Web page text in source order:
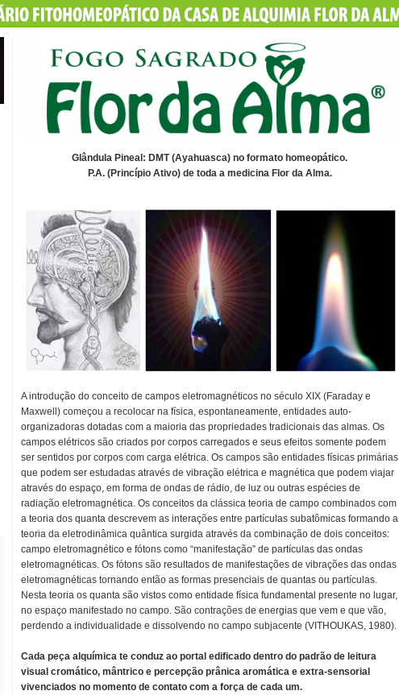
Glândula Pineal: DMT (Ayahuasca) no formato homeopático.
P.A. (Princípio Ativo) de toda a medicina Flor da Alma.
A introdução do conceito de campos eletromagnéticos no século XIX (Faraday e
Maxwell) começou a recolocar na física, espontaneamente, entidades auto-
organizadoras dotadas com a maioria das propriedades tradicionais das almas. Os
campos elétricos são criados por corpos carregados e seus efeitos somente podem
ser sentidos por corpos com carga elétrica. Os campos são entidades físicas primárias
que podem ser estudadas através de vibração elétrica e magnética que podem viajar
através do espaço, em forma de ondas de rádio, de luz ou outras espécies de
radiação eletromagnética. Os conceitos da clássica teoria de campo combinados com
a teoria dos quanta descrevem as interações entre partículas subatômicas formando a
teoria da eletrodinâmica quântica surgida através da combinação de dois conceitos:
campo eletromagnético e fótons como “manifestação” de partículas das ondas
eletromagnéticas. Os fótons são resultados de manifestações de vibrações das ondas
eletromagnéticas tornando então as formas presenciais de quantas ou partículas.
Nesta teoria os quanta são vistos como entidade física fundamental presente no lugar,
no espaço manifestado no campo. São contrações de energias que vem e que vão,
perdendo a individualidade e dissolvendo no campo subjacente (VITHOUKAS, 1980).
Cada peça alquímica te conduz ao portal edificado dentro do padrão de leitura
visual cromático, mântrico e percepção prânica aromática e extra-sensorial
vivenciados no momento de contato com a força de cada um.